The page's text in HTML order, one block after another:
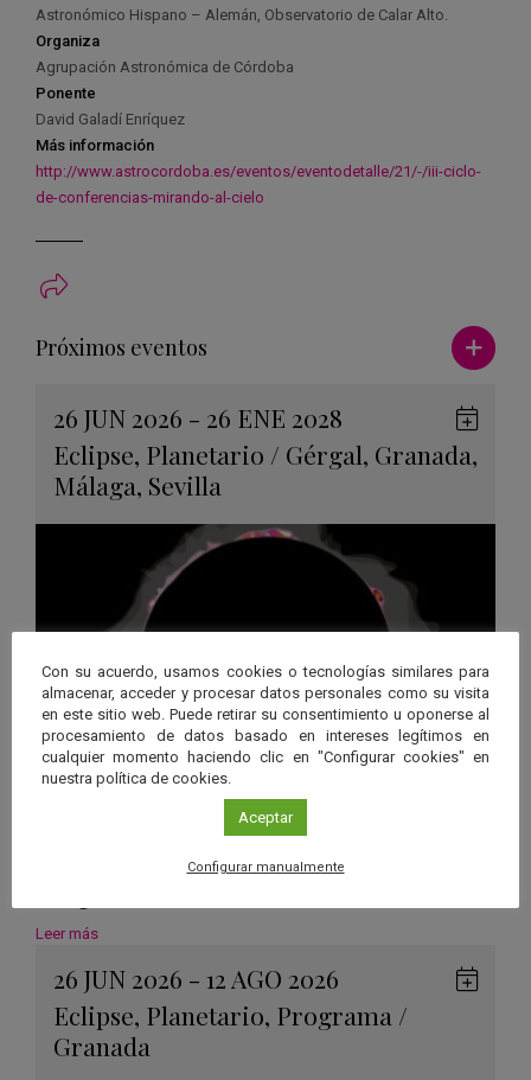
Astronómico Hispano – Alemán, Observatorio de Calar Alto.
Organiza
Agrupación Astronómica de Córdoba
Ponente
David Galadí Enríquez
Más información
http://www.astrocordoba.es/eventos/eventodetalle/21/-/iii-ciclo-
de-conferencias-mirando-al-cielo
Próximos eventos Ver más
26 JUN 2026 - 26 ENE 2028
Eclipse, Planetario / Gérgal, Granada,
Málaga, Sevilla
en
“3CLIPSE”, una experiencia
inmersiva para descubrir los
Leer más
26 JUN 2026 - 12 AGO 2026
Eclipse, Planetario, Programa /
Granada
Con su acuerdo, usamos cookies o tecnologías similares para
almacenar, acceder y procesar datos personales como su visita
en este sitio web. Puede retirar su consentimiento u oponerse al
procesamiento de datos basado en intereses legítimos en
cualquier momento haciendo clic en "Configurar cookies" en
nuestra política de cookies.
Aceptar
Configurar manualmente